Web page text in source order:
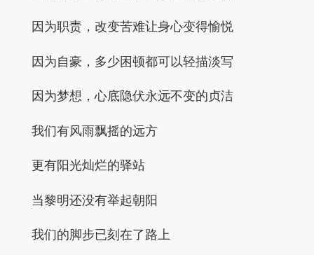
因为职责，改变苦难让身心变得愉悦
因为自豪，多少困顿都可以轻描淡写
因为梦想，心底隐伏永远不变的贞洁
我们有风雨飘摇的远方
更有阳光灿烂的驿站
当黎明还没有举起朝阳
我们的脚步已刻在了路上